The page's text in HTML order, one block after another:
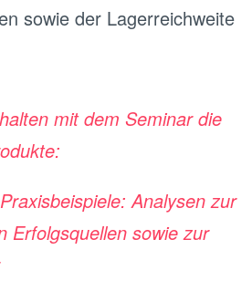
sowie der Lagerreichweite
mit dem Seminar die
Analysen zur
Erfolgsquellen sowie zur